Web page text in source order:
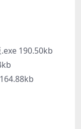
190.50kb